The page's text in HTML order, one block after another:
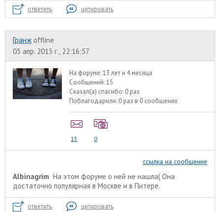
ответить цитировать
Гранж offline
03 апр. 2013 г., 22:16:57
На форуме:13 лет и 4 месяца
Сообщений:15
Сказал(а) спасибо: 0 раз
Поблагодарили: 0 раз в 0 сообщенях
15 0
ссылка на сообщение
Albinagrim На этом форуме о ней не нашла( Она
достаточно популярная в Москве и в Питере.
ответить цитировать